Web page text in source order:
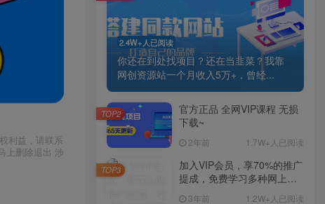
利益，请联系
上删除退出 涉
2.4W+人已阅读
你还在到处找项目？还在当韭菜？我靠
网创资源站一个月收入5万+，曾经...
官方正品 全网VIP课程 无损
下载~
2年前 1.7W+人已阅读
TOP2
加入VIP会员，享70%的推广
提成，免费学习多种网上创
3年前 1.2W+人已阅读
TOP3